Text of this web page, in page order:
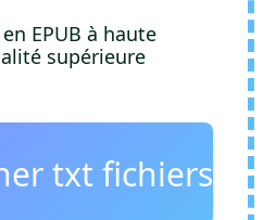
EPUB à haute
supérieure
txt fichiers